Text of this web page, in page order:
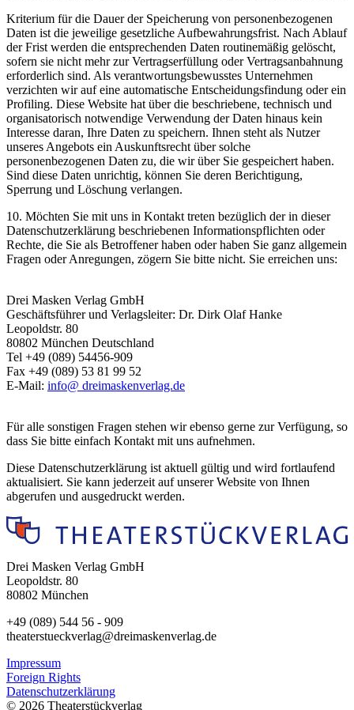
Kriterium für die Dauer der Speicherung von personenbezogenen
Daten ist die jeweilige gesetzliche Aufbewahrungsfrist. Nach Ablauf
der Frist werden die entsprechenden Daten routinemäßig gelöscht,
sofern sie nicht mehr zur Vertragserfüllung oder Vertragsanbahnung
erforderlich sind. Als verantwortungsbewusstes Unternehmen
verzichten wir auf eine automatische Entscheidungsfindung oder ein
Profiling. Diese Website hat über die beschriebene, technisch und
organisatorisch notwendige Verwendung der Daten hinaus kein
Interesse daran, Ihre Daten zu speichern. Ihnen steht als Nutzer
unseres Angebots ein Auskunftsrecht über solche
personenbezogenen Daten zu, die wir über Sie gespeichert haben.
Sind diese Daten unrichtig, können Sie deren Berichtigung,
Sperrung und Löschung verlangen.
10. Möchten Sie mit uns in Kontakt treten bezüglich der in dieser
Datenschutzerklärung beschriebenen Informationspflichten oder
Rechte, die Sie als Betroffener haben oder haben Sie ganz allgemein
Fragen oder Anregungen, zögern Sie bitte nicht. Sie erreichen uns:
Drei Masken Verlag GmbH
Geschäftsführer und Verlagsleiter: Dr. Dirk Olaf Hanke
Leopoldstr. 80
80802 München Deutschland
Tel +49 (089) 54456-909
Fax +49 (089) 53 81 99 52
E-Mail: info@ dreimaskenverlag.de
Für alle sonstigen Fragen stehen wir ebenso gerne zur Verfügung, so
dass Sie bitte einfach Kontakt mit uns aufnehmen.
Diese Datenschutzerklärung ist aktuell gültig und wird fortlaufend
aktualisiert. Sie kann jederzeit auf unserer Website von Ihnen
abgerufen und ausgedruckt werden.
Drei Masken Verlag GmbH
Leopoldstr. 80
80802 München
+49 (089) 544 56 - 909
theaterstueckverlag@dreimaskenverlag.de
Impressum
Foreign Rights
Datenschutzerklärung
© 2026 Theaterstückverlag